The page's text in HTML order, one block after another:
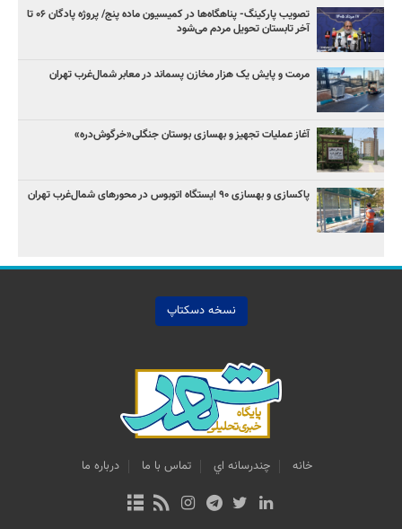
تصویب پارکینگ- پناهگاه‌ها در کمیسیون ماده پنج/ پروژه پادگان ۰۶ تا
آخر تابستان تحویل مردم می‌شود
مرمت و پایش یک هزار مخازن پسماند در معابر شمال‌غرب تهران
آغاز عملیات تجهیز و بهسازی بوستان جنگلی«خرگوش‌دره»
پاکسازی و بهسازی ۹۰ ایستگاه اتوبوس در محورهای شمال‌غرب تهران
نسخه دسکتاپ
خانه چندرسانه اي تماس با ما درباره ما